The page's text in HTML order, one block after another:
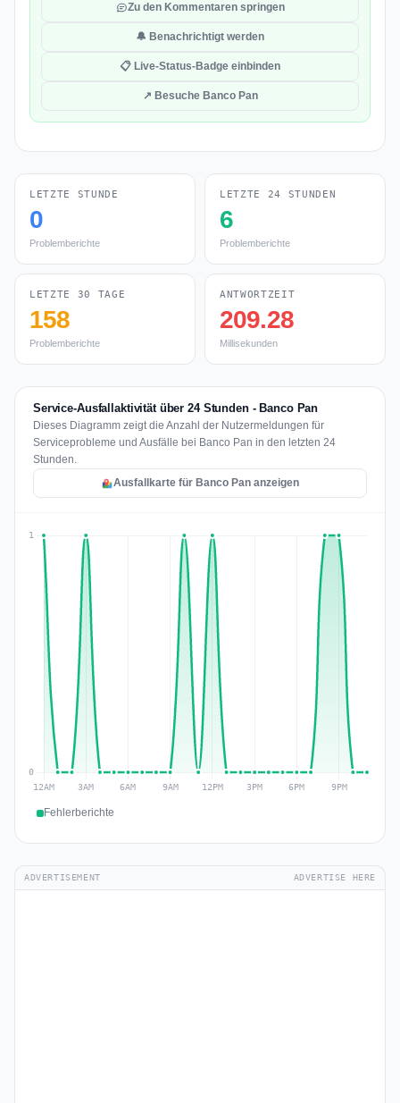
Zu den Kommentaren springen
🔔 Benachrichtigt werden
📋 Live-Status-Badge einbinden
↗ Besuche Banco Pan
LETZTE STUNDE
0
Problemberichte
LETZTE 24 STUNDEN
6
Problemberichte
LETZTE 30 TAGE
158
Problemberichte
ANTWORTZEIT
209.28
Millisekunden
Service-Ausfallaktivität über 24 Stunden - Banco Pan
Dieses Diagramm zeigt die Anzahl der Nutzermeldungen für
Serviceprobleme und Ausfälle bei Banco Pan in den letzten 24
Stunden.
Ausfallkarte für Banco Pan anzeigen
Fehlerberichte
ADVERTISEMENT ADVERTISE HERE